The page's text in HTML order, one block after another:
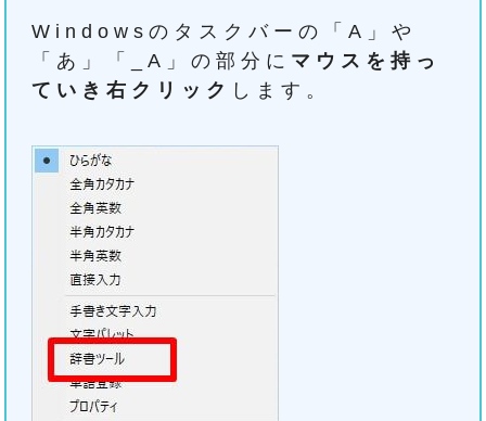
Windowsのタスクバーの「A」や
「あ」「_A」の部分に マウスを持っ
ていき右クリック します。